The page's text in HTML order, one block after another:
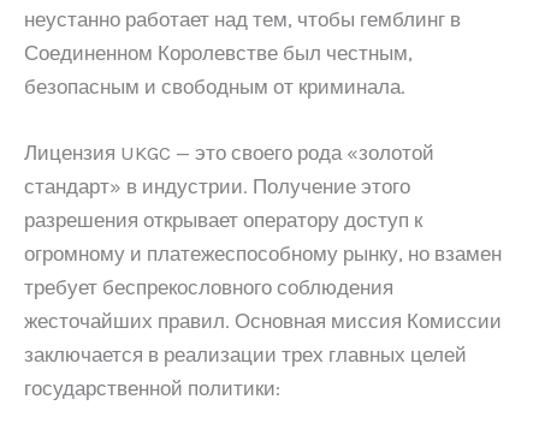
неустанно работает над тем, чтобы гемблинг в
Соединенном Королевстве был честным,
безопасным и свободным от криминала.
Лицензия UKGC — это своего рода «золотой
стандарт» в индустрии. Получение этого
разрешения открывает оператору доступ к
огромному и платежеспособному рынку, но взамен
требует беспрекословного соблюдения
жесточайших правил. Основная миссия Комиссии
заключается в реализации трех главных целей
государственной политики: